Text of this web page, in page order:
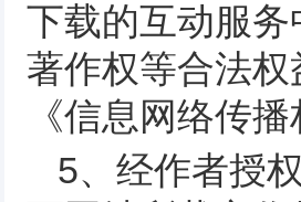
下载的互动服
著作权等合法
《信息网络传
5、经作者授